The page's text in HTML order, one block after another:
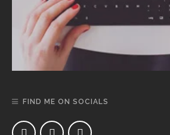
FIND ME ON SOCIALS